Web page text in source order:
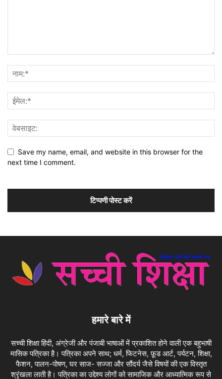
Save my name, email, and website in this browser for the
next time I comment.
हमारे बारे में
सच्ची शिक्षा हिंदी, अंग्रेजी और पंजाबी भाषाओं में प्रकाशित होने वाली एक बहुभाषी
मासिक पत्रिका है। पत्रिका अपने साथ; धर्म, फिटनेस, फ़ूड आर्ट, पर्यटन, शिक्षा,
फैशन, पालन-पोषण, घर साज- सज्जा और सौंदर्य जैसे विषयों की एक विस्तृत
श्रृंखला लाती है। पत्रिका का उद्देश्य लोगों को सामाजिक और आध्यात्मिक रूप से